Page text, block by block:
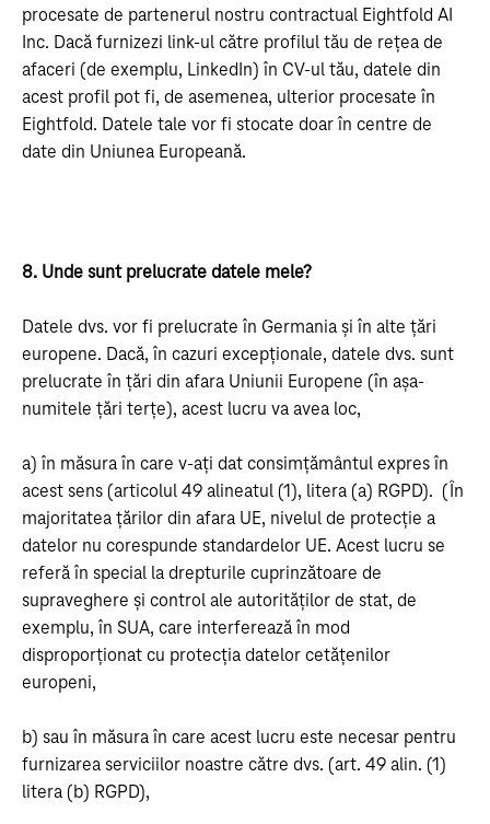
procesate de partenerul nostru contractual Eightfold AI
Inc. Dacă furnizezi link-ul către profilul tău de rețea de
afaceri (de exemplu, LinkedIn) în CV-ul tău, datele din
acest profil pot fi, de asemenea, ulterior procesate în
Eightfold. Datele tale vor fi stocate doar în centre de
date din Uniunea Europeană.
8. Unde sunt prelucrate datele mele?
Datele dvs. vor fi prelucrate în Germania și în alte țări
europene. Dacă, în cazuri excepționale, datele dvs. sunt
prelucrate în țări din afara Uniunii Europene (în așa-
numitele țări terțe), acest lucru va avea loc,
a) în măsura în care v-ați dat consimțământul expres în
acest sens (articolul 49 alineatul (1), litera (a) RGPD). (În
majoritatea țărilor din afara UE, nivelul de protecție a
datelor nu corespunde standardelor UE. Acest lucru se
referă în special la drepturile cuprinzătoare de
supraveghere și control ale autorităților de stat, de
exemplu, în SUA, care interferează în mod
disproporționat cu protecția datelor cetățenilor
europeni,
b) sau în măsura în care acest lucru este necesar pentru
furnizarea serviciilor noastre către dvs. (art. 49 alin. (1)
litera (b) RGPD),